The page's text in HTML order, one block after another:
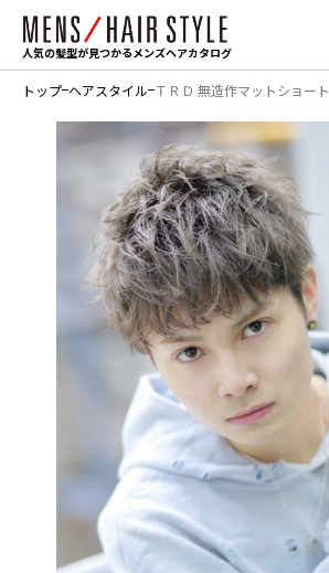
人気の髪型が見つかるメンズヘアカタログ
トップ ヘアスタイル ＴＲＤ 無造作マットショート